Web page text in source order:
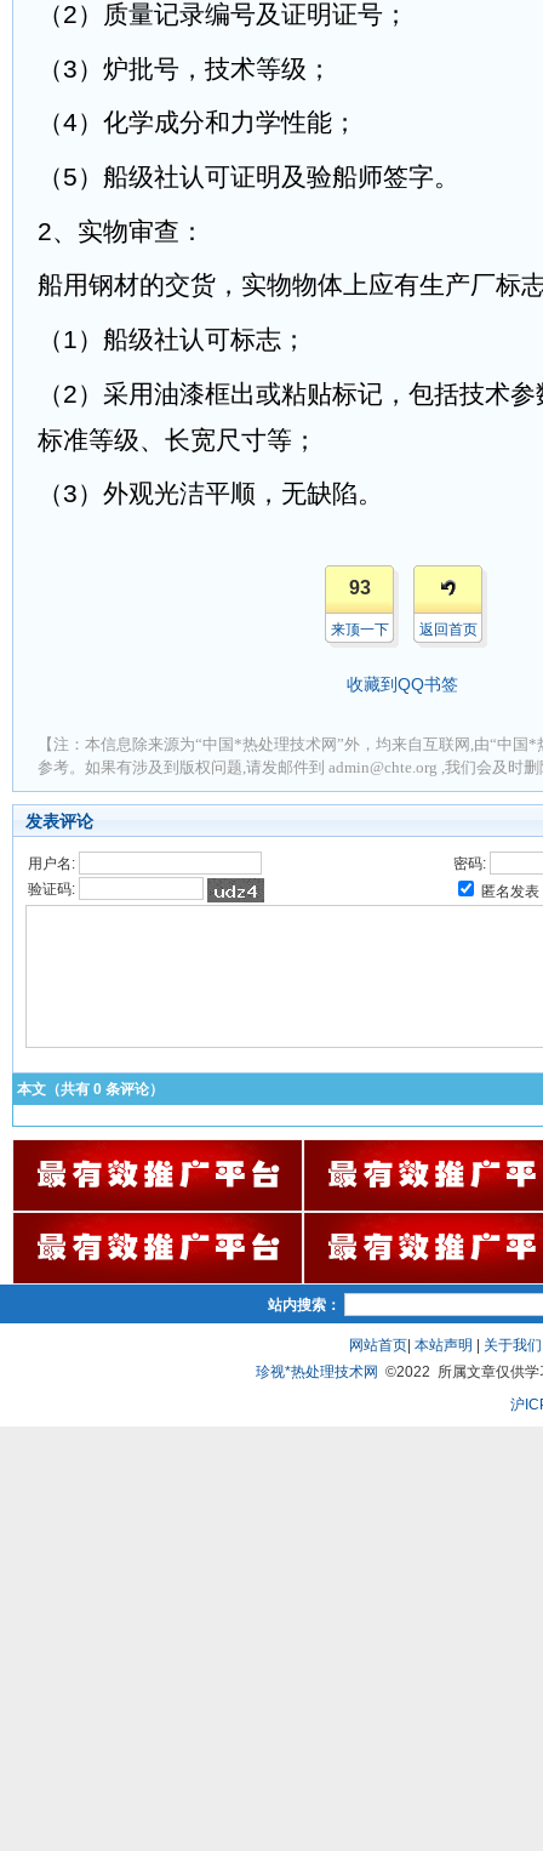
（2）质量记录编号及证明证号；
（3）炉批号，技术等级；
（4）化学成分和力学性能；
（5）船级社认可证明及验船师签字。
2、实物审查：
船用钢材的交货，实物物体上应有生产厂标
（1）船级社认可标志；
（2）采用油漆框出或粘贴标记，包括技术
标准等级、长宽尺寸等；
（3）外观光洁平顺，无缺陷。
93
来顶一下 返回首页
收藏到QQ书签
【注：本信息除来源为“中国*热处理技术网”外，均来自互联网,由“中国
参考。如果有涉及到版权问题,请发邮件到 admin@chte.org ,我们会及时
发表评论
用户名:
密码:
验证码:
匿名发表
本文（共有 0 条评论）
站内搜索：
网站首页| 本站声明 关于我们
珍视*热处理技术网 ©2022 所属文章仅供学
沪